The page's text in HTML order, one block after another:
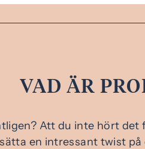
VAD ÄR
Att du inte hört
en intressant twist